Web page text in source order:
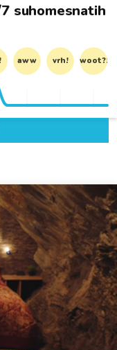
suhomesnatih
aww vrh! woot?!